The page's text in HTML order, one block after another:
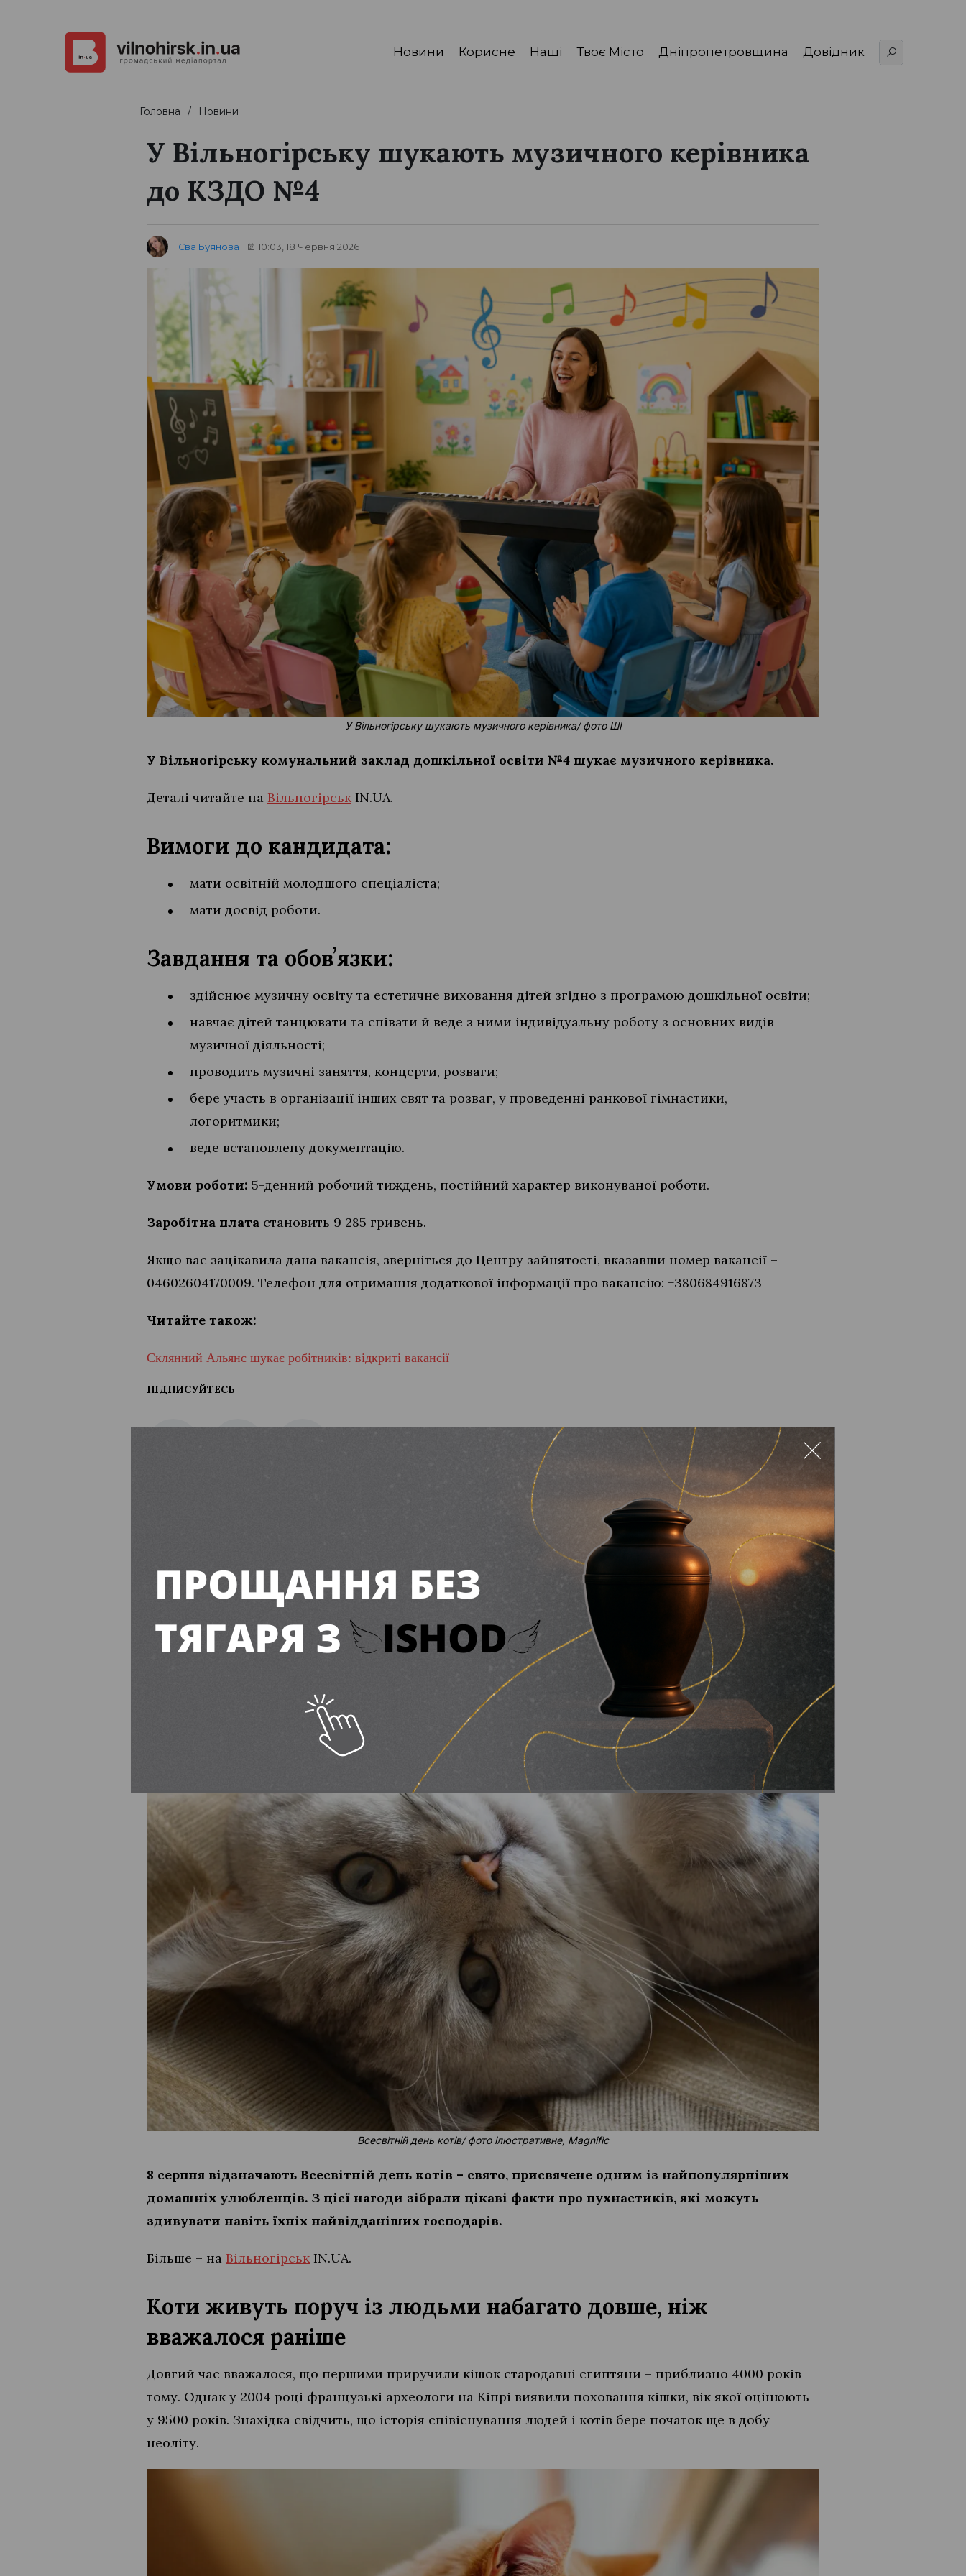
Новини Корисне Наші Твоє Місто Дніпропетровщина Довідник
Головна Новини
У Вільногірську шукають музичного керівника
до КЗДО №4
Єва Буянова 10:03, 18 Червня 2026
У Вільногірську шукають музичного керівника/ фото ШІ
У Вільногірську комунальний заклад дошкільної освіти №4 шукає музичного керівника.
Деталі читайте на Вільногірськ IN.UA.
Вимоги до кандидата:
мати освітній молодшого спеціаліста;
мати досвід роботи.
Завдання та обовʼязки:
здійснює музичну освіту та естетичне виховання дітей згідно з програмою дошкільної освіти;
навчає дітей танцювати та співати й веде з ними індивідуальну роботу з основних видів
музичної діяльності;
проводить музичні заняття, концерти, розваги;
бере участь в організації інших свят та розваг, у проведенні ранкової гімнастики,
логоритмики;
веде встановлену документацію.
Умови роботи: 5-денний робочий тиждень, постійний характер виконуваної роботи.
Заробітна плата становить 9 285 гривень.
Якщо вас зацікавила дана вакансія, зверніться до Центру зайнятості, вказавши номер вакансії –
04602604170009. Телефон для отримання додаткової інформації про вакансію: +380684916873
Читайте також:
Склянний Альянс шукає робітників: відкриті вакансії
ПІДПИСУЙТЕСЬ
8 серпня – Всесвітній день котів: добірка
цікавих фактів про пухнастиків
Всесвітній день котів/ фото ілюстративне, Magnific
8 серпня відзначають Всесвітній день котів – свято, присвячене одним із найпопулярніших
домашніх улюбленців. З цієї нагоди зібрали цікаві факти про пухнастиків, які можуть
здивувати навіть їхніх найвідданіших господарів.
Більше – на Вільногірськ IN.UA.
Коти живуть поруч із людьми набагато довше, ніж
вважалося раніше
Довгий час вважалося, що першими приручили кішок стародавні єгиптяни – приблизно 4000 років
тому. Однак у 2004 році французькі археологи на Кіпрі виявили поховання кішки, вік якої оцінюють
у 9500 років. Знахідка свідчить, що історія співіснування людей і котів бере початок ще в добу
неоліту.